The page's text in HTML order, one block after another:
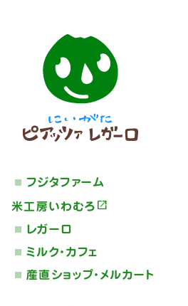
フジタファーム
米工房いわむろ
レガーロ
ミルク・カフェ
産直ショップ・メルカート